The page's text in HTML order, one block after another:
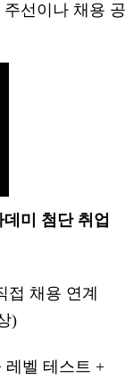
선이나 채용 공
미 첨단 취업
접 채용 연계
)
레벨 테스트 +